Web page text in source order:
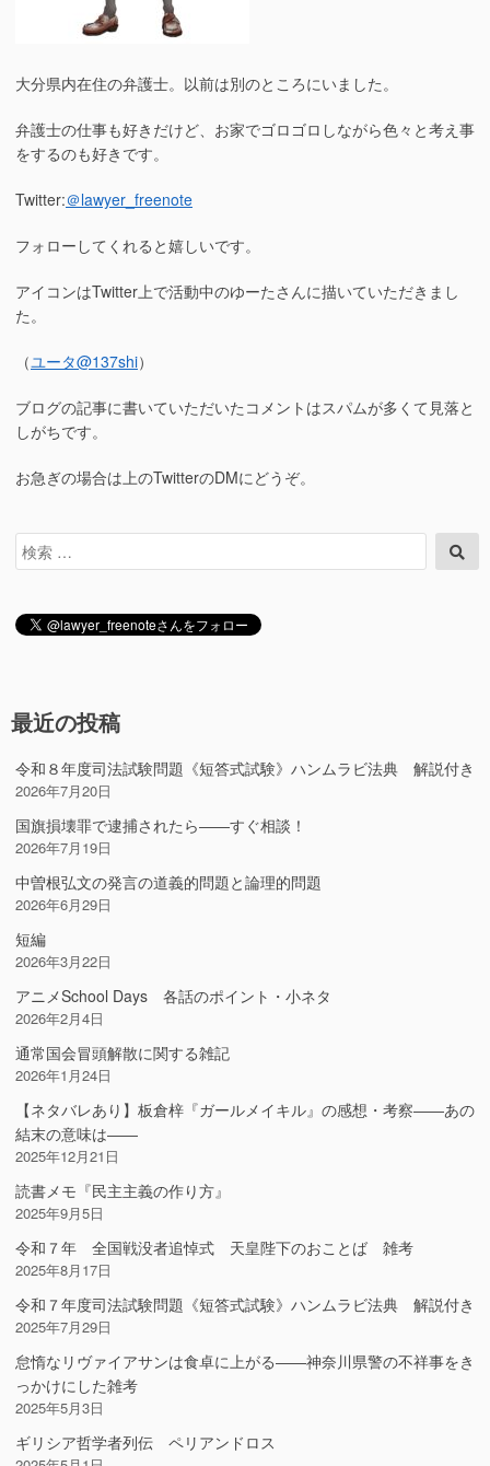
大分県内在住の弁護士。以前は別のところにいました。
弁護士の仕事も好きだけど、お家でゴロゴロしながら色々と考え事
をするのも好きです。
Twitter:＠lawyer_freenote
フォローしてくれると嬉しいです。
アイコンはTwitter上で活動中のゆーたさんに描いていただきまし
た。
（ユータ@137shi）
ブログの記事に書いていただいたコメントはスパムが多くて見落と
しがちです。
お急ぎの場合は上のTwitterのDMにどうぞ。
検
索
索
最近の投稿
令和８年度司法試験問題《短答式試験》ハンムラビ法典 解説付き
2026年7月20日
国旗損壊罪で逮捕されたら――すぐ相談！
2026年7月19日
中曽根弘文の発言の道義的問題と論理的問題
2026年6月29日
短編
2026年3月22日
アニメSchool Days 各話のポイント・小ネタ
2026年2月4日
通常国会冒頭解散に関する雑記
2026年1月24日
【ネタバレあり】板倉梓『ガールメイキル』の感想・考察――あの
結末の意味は――
2025年12月21日
読書メモ『民主主義の作り方』
2025年9月5日
令和７年 全国戦没者追悼式 天皇陛下のおことば 雑考
2025年8月17日
令和７年度司法試験問題《短答式試験》ハンムラビ法典 解説付き
2025年7月29日
怠惰なリヴァイアサンは食卓に上がる――神奈川県警の不祥事をき
っかけにした雑考
2025年5月3日
ギリシア哲学者列伝 ペリアンドロス